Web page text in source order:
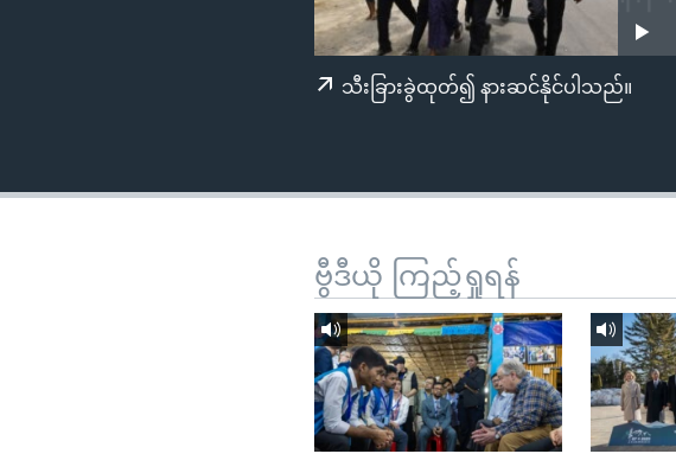
ရန်
သီးခြားခွဲထုတ်၍ နားဆင်နိုင်ပါသည်။
ဗွီဒီယို ကြည့်ရှုရန်